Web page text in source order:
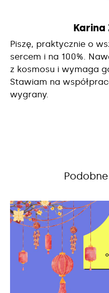
Karina
Piszę, praktycznie o
sercem i na 100%.
z kosmosu i wymaga
Stawiam na
wygrany.